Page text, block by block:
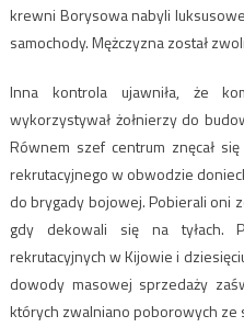
krewni Borysowa nabyli
samochody. Mężczyzna został
Inna kontrola ujawniła, że
wykorzystywał żołnierzy do
Równem szef centrum znęcał
rekrutacyjnego w obwodzie
do brygady bojowej. Pobierali oni
gdy dekowali się na tyłach.
rekrutacyjnych w Kijowie i
dowody masowej sprzedaży
których zwalniano poborowych ze